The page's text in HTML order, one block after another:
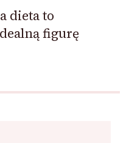
dieta to
figurę